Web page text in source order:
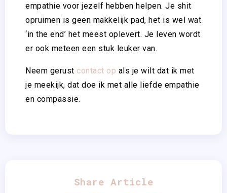
empathie voor jezelf hebben helpen. Je shit
opruimen is geen makkelijk pad, het is wel wat
‘in the end’ het meest oplevert. Je leven wordt
er ook meteen een stuk leuker van.
Neem gerust contact op als je wilt dat ik met
je meekijk, dat doe ik met alle liefde empathie
en compassie.
Share Article